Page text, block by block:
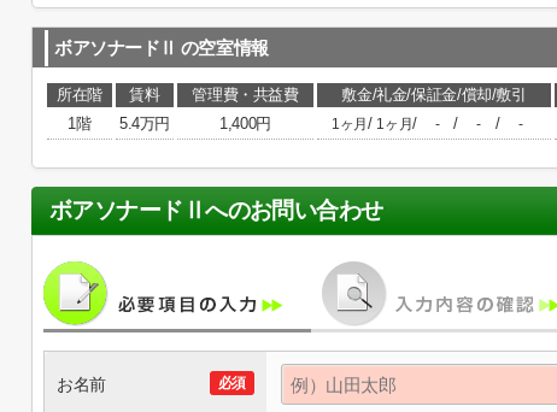
ボアソナードⅡ の空室情報
所在階 賃料 管理費・共益費 敷金/礼金/保証金/償却/敷引
1階
5.4万円 1,400円 1ヶ月/ 1ヶ月/ - / - / -
ボアソナードⅡへのお問い合わせ
必須
お名前